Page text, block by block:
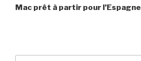
suivant
Mac prêt à partir pour l’Espagne